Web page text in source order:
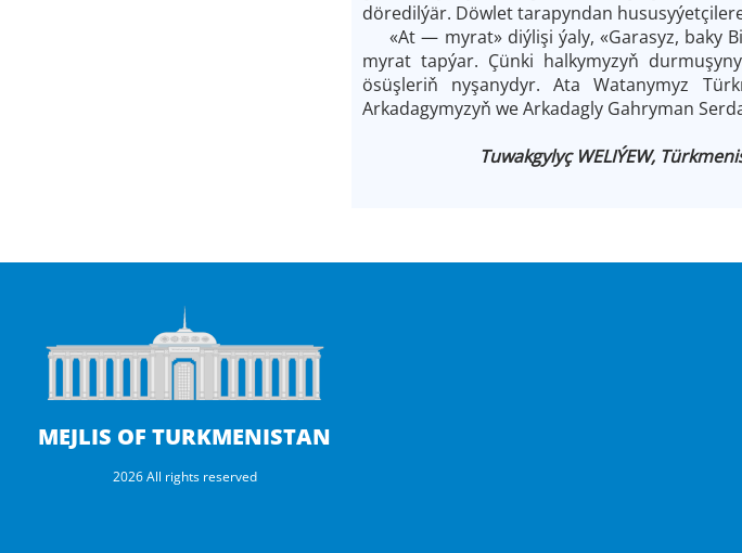
döredilýär. Döwlet tarapyndan
«At — myrat» diýlişi ýaly, «Garasyz, baky
myrat tapýar. Çünki halkymyzyň
ösüşleriň nyşanydyr. Ata Watanymyz
Arkadagymyzyň we Arkadagly Gahryman
Tuwakgylyç WELIÝEW,
MEJLIS OF TURKMENISTAN
2026 All rights reserved